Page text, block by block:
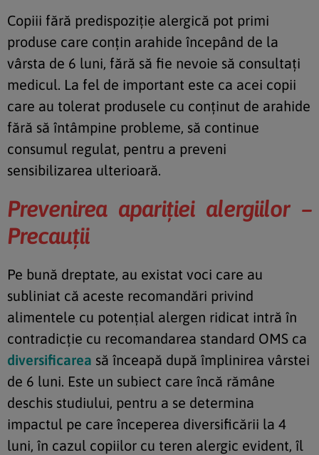
Copiii fără predispoziție alergică pot primi
produse care conțin arahide începând de la
vârsta de 6 luni, fără să fie nevoie să consultați
medicul. La fel de important este ca acei copii
care au tolerat produsele cu conținut de arahide
fără să întâmpine probleme, să continue
consumul regulat, pentru a preveni
sensibilizarea ulterioară.
Prevenirea apariției alergiilor –
Precauții
Pe bună dreptate, au existat voci care au
subliniat că aceste recomandări privind
alimentele cu potențial alergen ridicat intră în
contradicție cu recomandarea standard OMS ca
diversificarea să înceapă după împlinirea vârstei
de 6 luni. Este un subiect care încă rămâne
deschis studiului, pentru a se determina
impactul pe care începerea diversificării la 4
luni, în cazul copiilor cu teren alergic evident, îl